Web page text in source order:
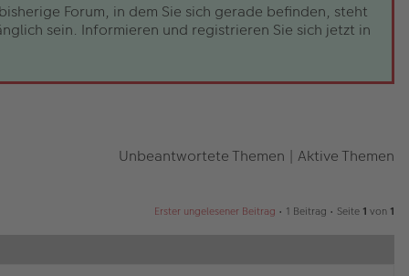
Forum, in dem Sie sich gerade befinden, steht
sein. Informieren und registrieren Sie sich jetzt in
Unbeantwortete Themen | Aktive Themen
Erster ungelesener Beitrag • 1 Beitrag • Seite 1 von 1